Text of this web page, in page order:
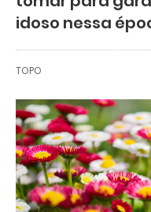
idoso nessa
TOPO